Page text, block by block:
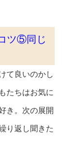
ツ⑤同じ
て良いのかし
たちはお気に
き。次の展開
り返し聞きた